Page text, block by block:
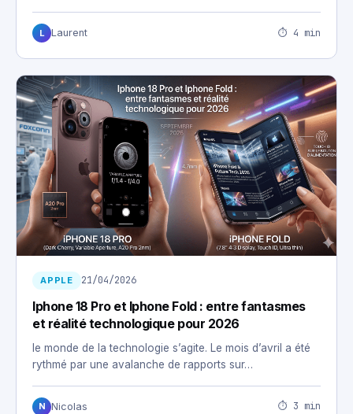
L Laurent ⏱ 4 min
APPLE 21/04/2026
Iphone 18 Pro et Iphone Fold : entre fantasmes
et réalité technologique pour 2026
le monde de la technologie s’agite. Le mois d’avril a été
rythmé par une avalanche de rapports sur…
N Nicolas ⏱ 3 min